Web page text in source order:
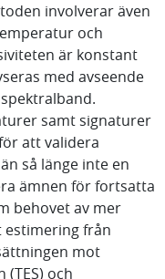
involverar även
och
är konstant
med avseende
samt signaturer
att validera
så länge inte en
ämnen för fortsatta
behovet av mer
estimering från
mot
och